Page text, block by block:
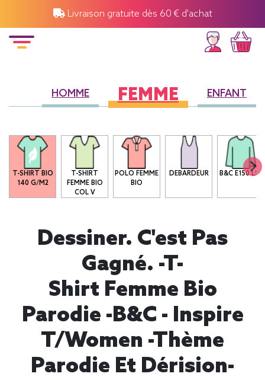
Livraison gratuite dès 60 € d'achat
HOMME FEMME ENFANT
T-SHIRT BIO
140 G/M2
T-SHIRT
FEMME BIO
COL V
POLO FEMME
BIO
DEBARDEUR B&C E150 LSL
Dessiner. C'est Pas
Gagné. -T-
Shirt Femme Bio
Parodie -B&C - Inspire
T/women -thème
Parodie Et Dérision-